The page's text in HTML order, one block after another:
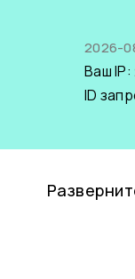
2026-
Ваш IP:
ID